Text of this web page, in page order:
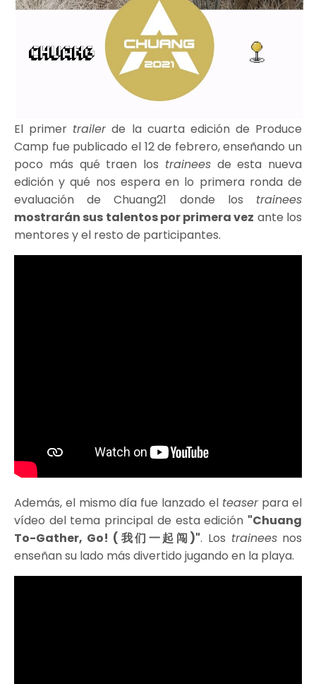
El primer trailerde la cuarta edición de Produce
Camp fue publicado el 12 de febrero, enseñando un
poco más qué traen los traineesde esta nueva
edición y qué nos espera en lo primera ronda de
evaluación de Chuang21 donde los trainees
mostrarán sus talentos por primera vez ante los
mentores y el resto de participantes.
Además, el mismo día fue lanzado elteaserpara el
vídeo del tema principal de esta edición "Chuang
To-Gather, Go! ( 我们一起闯 )". Los traineesnos
enseñan su lado más divertido jugando en la playa.